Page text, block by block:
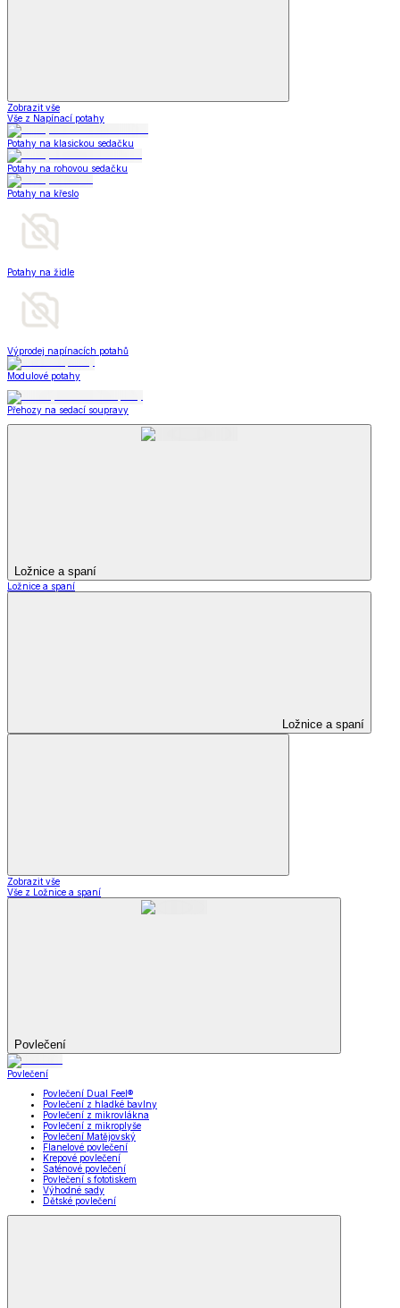
Zobrazit vše
Vše z Napínací potahy
Potahy na klasickou sedačku
Potahy na rohovou sedačku
Potahy na křeslo
Potahy na židle
Výprodej napínacích potahů
Modulové potahy
Přehozy na sedací soupravy
Ložnice a spaní
Ložnice a spaní
Ložnice a spaní
Zobrazit vše
Vše z Ložnice a spaní
Povlečení
Povlečení
Povlečení Dual Feel®
Povlečení z hladké bavlny
Povlečení z mikrovlákna
Povlečení z mikroplyše
Povlečení Matějovský
Flanelové povlečení
Krepové povlečení
Saténové povlečení
Povlečení s fototiskem
Výhodné sady
Dětské povlečení